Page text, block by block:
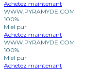
Achetez maintenant
WWW.PYRAMYDE.COM
100%
Miel pur
Achetez maintenant
WWW.PYRAMYDE.COM
100%
Miel pur
Achetez maintenant